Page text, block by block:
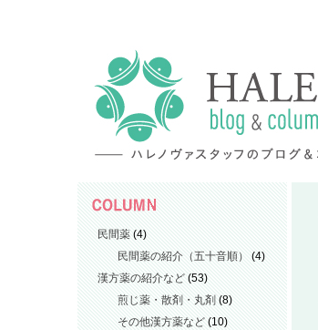
民間薬(4)
民間薬の紹介（五十音順）
(4)
漢方薬の紹介など(53)
煎じ薬・散剤・丸剤 (8)
その他漢方薬など(10)